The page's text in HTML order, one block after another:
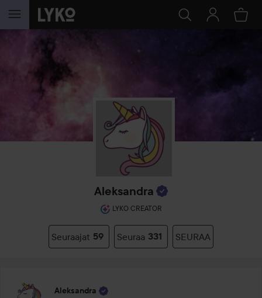
SIIRTYÄ JHK SISÄLTÖÖN
Aleksandra
LYKO CREATOR
Seuraajat 59 Seuraa 331 SEURAA
Aleksandra